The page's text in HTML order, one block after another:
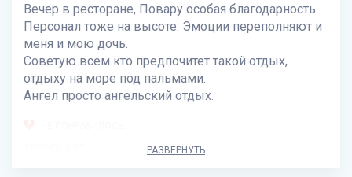
Вечер в ресторане, Повару особая благодарность.
Персонал тоже на высоте. Эмоции переполняют и
меня и мою дочь.
Советую всем кто предпочитет такой отдых,
отдыху на море под пальмами.
Ангел просто ангельский отдых.
РАЗВЕРНУТЬ